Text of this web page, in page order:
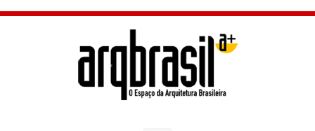
Skip to main content